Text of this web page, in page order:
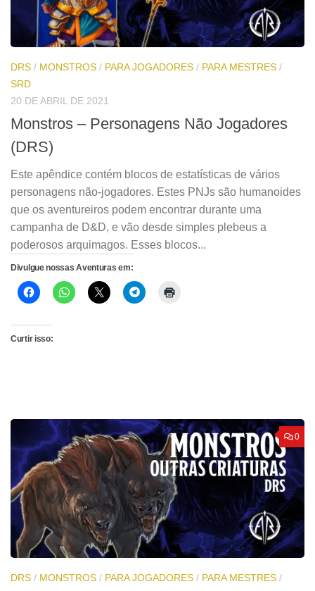
DRS / MONSTROS / PARA JOGADORES / PARA MESTRES /
SRD
20 DE ABRIL DE 2021
Monstros – Personagens Não Jogadores
(DRS)
Este apêndice contém blocos de estatísticas de vários
personagens não-jogadores. Estes PNJs são humanoides
que os aventureiros podem encontrar durante uma
campanha de D&D, e vão desde simples plebeus a
poderosos arquimagos. Esses blocos...
Divulgue nossas Aventuras em:
Curtir isso:
0
DRS / MONSTROS / PARA JOGADORES / PARA MESTRES /